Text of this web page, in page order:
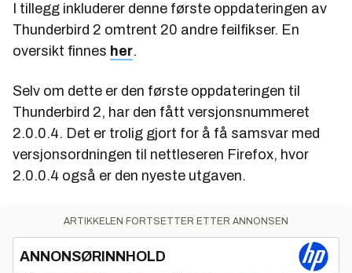
I tillegg inkluderer denne første oppdateringen av
Thunderbird 2 omtrent 20 andre feilfikser. En
oversikt finnes her.
Selv om dette er den første oppdateringen til
Thunderbird 2, har den fått versjonsnummeret
2.0.0.4. Det er trolig gjort for å få samsvar med
versjonsordningen til nettleseren Firefox, hvor
2.0.0.4 også er den nyeste utgaven.
ARTIKKELEN FORTSETTER ETTER ANNONSEN
ANNONSØRINNHOLD